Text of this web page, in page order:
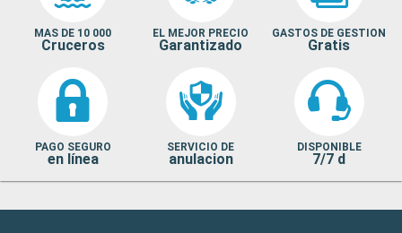
MAS DE 10 000
Cruceros
EL MEJOR PRECIO
Garantizado
GASTOS DE GESTION
Gratis
PAGO SEGURO
en línea
SERVICIO DE
anulacion
DISPONIBLE
7/7 d